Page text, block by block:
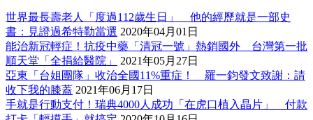
世界最長壽老人「度過112歲生日」 他的經歷就是一部史
書：見證過希特勒當選 2020年04月01日
能治新冠輕症！抗疫中藥「清冠一號」熱銷國外 台灣第一批
順天堂「全捐給醫院」
2021年05月27日
亞東「台姐團隊」收治全國11%重症！ 羅一鈞發文致謝：請
收下我的膝蓋 2021年06月17日
手就是行動支付！瑞典4000人成功「在虎口植入晶片」 付款